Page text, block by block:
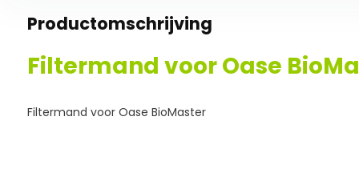
Productomschrijving
Filtermand voor Oase
Filtermand voor Oase BioMaster